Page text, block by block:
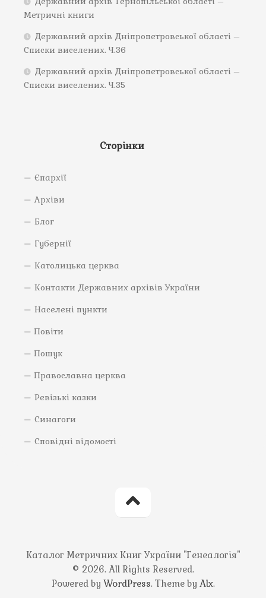
Метричні книги
Державний архів Дніпропетровської області –
Списки виселених. Ч.36
Державний архів Дніпропетровської області –
Списки виселених. Ч.35
Сторінки
Єпархії
Архіви
Блог
Губернії
Католицька церква
Контакти Державних архівів України
Населені пункти
Повіти
Пошук
Православна церква
Ревізькі казки
Синагоги
Сповідні відомості
Каталог Метричних Книг України "Генеалогія"
© 2026. All Rights Reserved.
Powered by WordPress. Theme by Alx.